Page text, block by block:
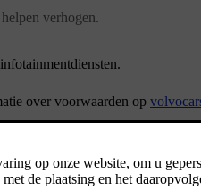
verhogen.
over voorwaarden op